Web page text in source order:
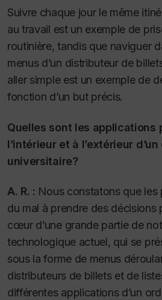
Suivre chaque jour le même
au travail est un exemple de
routinière, tandis que naviguer
menus d’un distributeur de
aller simple est un exemple de
fonction d’un but précis.
Quelles sont les applications
l’intérieur et à l’extérieur
universitaire?
A. R. : Nous constatons que les
du mal à prendre des décisions
cœur d’une grande partie de
technologique actuel, qui se
sous la forme de menus
distributeurs de billets et de
différentes applications d’un